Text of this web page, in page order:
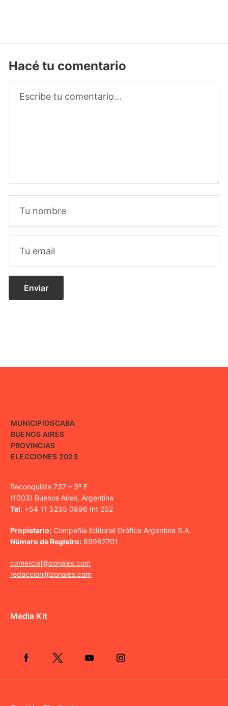
Hacé tu comentario
MUNICIPIOSCABA
BUENOS AIRES
PROVINCIAS
ELECCIONES 2023
Reconquista 737 – 3º E
(1003) Buenos Aires, Argentina
Tel. +54 11 5235 0896 Int 202
Propietario: Compañía Editorial Gráfica Argentina S.A.
Número de Registro: 89962701
comercial@zonales.com
redaccion@zonales.com
Media Kit